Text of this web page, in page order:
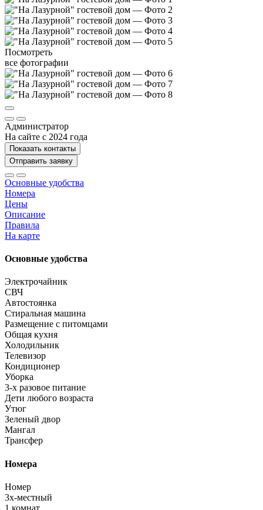
Посмотреть
все фотографии
Администратор
На сайте с 2024 года
Показать контакты
Отправить заявку
Основные удобства
Номера
Цены
Описание
Правила
На карте
Основные удобства
Электрочайник
СВЧ
Автостоянка
Стиральная машина
Размещение с питомцами
Общая кухня
Холодильник
Телевизор
Кондиционер
Уборка
3-х разовое питание
Дети любого возраста
Утюг
Зеленый двор
Мангал
Трансфер
Номера
Номер
3х-местный
1 комнат